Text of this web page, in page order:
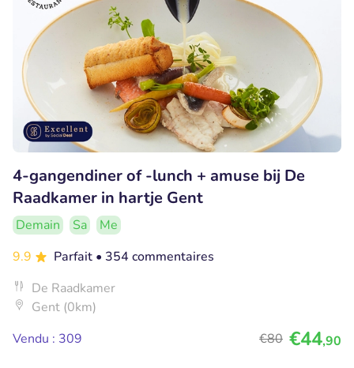
4-gangendiner of -lunch + amuse bij De
Raadkamer in hartje Gent
Demain Sa
Me
9.9
Parfait • 354 commentaires
De Raadkamer
Gent (0km)
Vendu : 309
€80 €44,90